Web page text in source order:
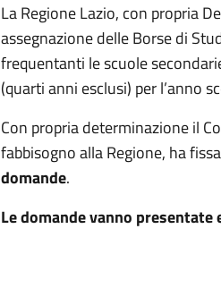
La Regione Lazio, con propria
assegnazione delle Borse di
frequentanti le scuole
(quarti anni esclusi) per l’anno
Con propria determinazione il
fabbisogno alla Regione, ha
domande.
Le domande vanno